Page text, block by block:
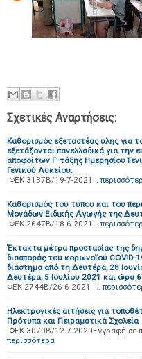
Σχετικές Αναρτήσεις:
Καθορισμός εξεταστέας ύλης για
εξετάζονται πανελλαδικά για την
αποφοίτων Γ’ τάξης Ημερησίου
Γενικού Λυκείου.
ΦΕΚ 3137Β/19-7-2021…
Καθορισμός του τύπου και του
Μονάδων Ειδικής Αγωγής της
ΦΕΚ 2647Β/18-6-2021…
Έκτακτα μέτρα προστασίας της
διασποράς του κορωνοϊού COVID-
διάστημα από τη Δευτέρα, 28
Δευτέρα, 5 Ιουλίου 2021 και ώρα
ΦΕΚ 2744Β/26-6-2021 …
Ηλεκτρονικές αιτήσεις για
Πρότυπα και Πειραματικά Σχολεία
ΦΕΚ 3070Β/12-7-2020Εγγραφή σε
περισσότερα